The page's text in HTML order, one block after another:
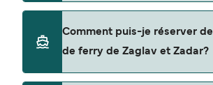
Comment puis-je réserver
de ferry de Zaglav et Zadar?